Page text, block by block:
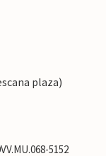
plaza)
5152